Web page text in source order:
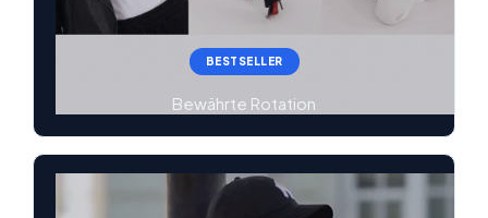
BESTSELLER
Bewährte Rotation